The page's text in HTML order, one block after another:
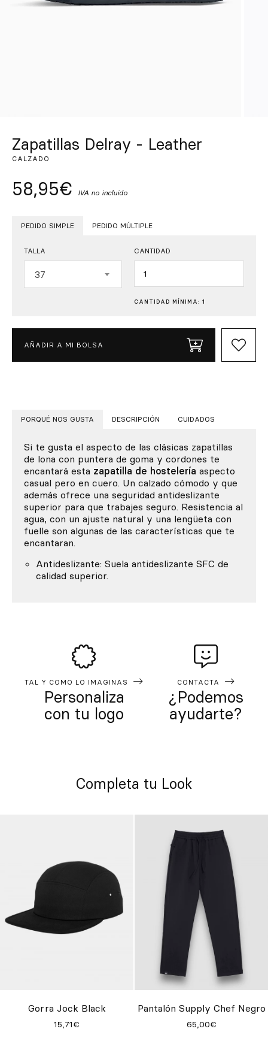
Zapatillas Delray - Leather
CALZADO
58,95€ IVA no incluido
PEDIDO SIMPLE PEDIDO MÚLTIPLE
TALLA
37
CANTIDAD
CANTIDAD MÍNIMA: 1
AÑADIR A MI BOLSA
PORQUÉ NOS GUSTA DESCRIPCIÓN CUIDADOS
Si te gusta el aspecto de las clásicas zapatillas
de lona con puntera de goma y cordones te
encantará esta zapatilla de hostelería aspecto
casual pero en cuero. Un calzado cómodo y que
además ofrece una seguridad antideslizante
superior para que trabajes seguro. Resistencia al
agua, con un ajuste natural y una lengüeta con
fuelle son algunas de las características que te
encantaran.
Antideslizante: Suela antideslizante SFC de
calidad superior.
TAL Y COMO LO IMAGINAS
Personaliza
con tu logo
CONTACTA
¿Podemos
ayudarte?
Completa tu Look
Gorra Jock Black
15,71€
Pantalón Supply Chef Negro
65,00€